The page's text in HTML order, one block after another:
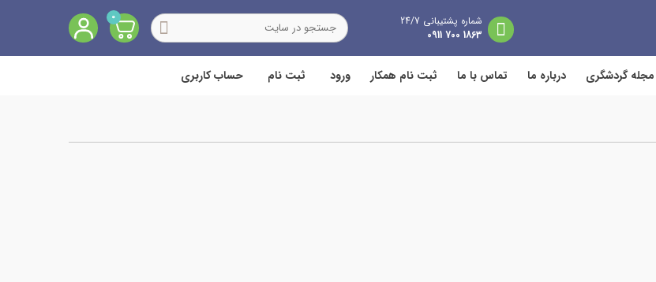
شماره پشتیبانی 24/7
1863 700 0911
0
مجله گردشگری درباره ما تماس با ما ثبت نام همکار ورود ثبت نام حساب کاربری